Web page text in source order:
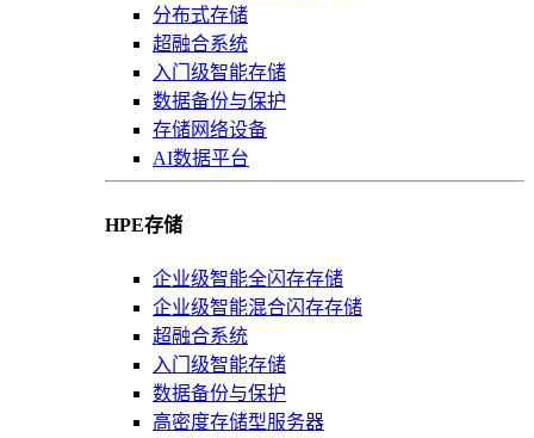
分布式存储
超融合系统
入门级智能存储
数据备份与保护
存储网络设备
AI数据平台
HPE存储
企业级智能全闪存存储
企业级智能混合闪存存储
超融合系统
入门级智能存储
数据备份与保护
高密度存储型服务器